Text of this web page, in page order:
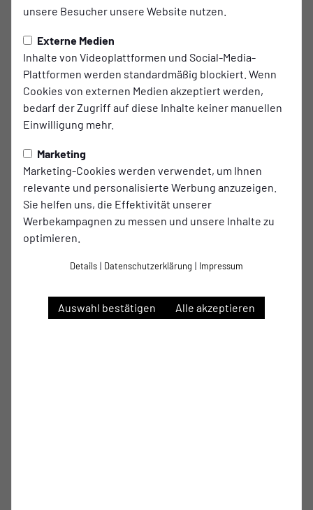
unsere Besucher unsere Website nutzen.
Externe Medien
Inhalte von Videoplattformen und Social-Media-
Plattformen werden standardmäßig blockiert. Wenn
Cookies von externen Medien akzeptiert werden,
bedarf der Zugriff auf diese Inhalte keiner manuellen
Einwilligung mehr.
Marketing
Marketing-Cookies werden verwendet, um Ihnen
relevante und personalisierte Werbung anzuzeigen.
Sie helfen uns, die Effektivität unserer
Werbekampagnen zu messen und unsere Inhalte zu
optimieren.
Details | Datenschutzerklärung | Impressum
Auswahl bestätigen Alle akzeptieren
dein Browser eine direkte Verbindung zu den
YouTube-Servern auf. Mehr Informationen
kannst du unserer Datenschutzerklärung
entnehmen.
Der Fußballverein mit Tradition
seit 1900
Unsere Fußballabteilung blickt bereits auf über 120
Jahre Tradition zurück und stellte nicht zuletzt die
Weichen für die erfolgreichen Karrieren von Oliver
Bierhoff und Jens Lehmann. Den größten Erfolg der
Vereinsgeschichte feierten wir mit dem DFB-Pokalsieg
Um auch in Zukunft erfolgreich im Fußballgeschäft